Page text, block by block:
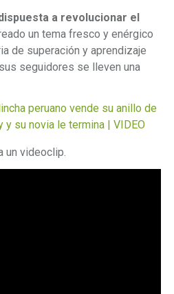
a revolucionar el
un tema fresco y enérgico
de superación y aprendizaje
seguidores se lleven una
peruano vende su anillo de
y su novia le termina | VIDEO
un videoclip.